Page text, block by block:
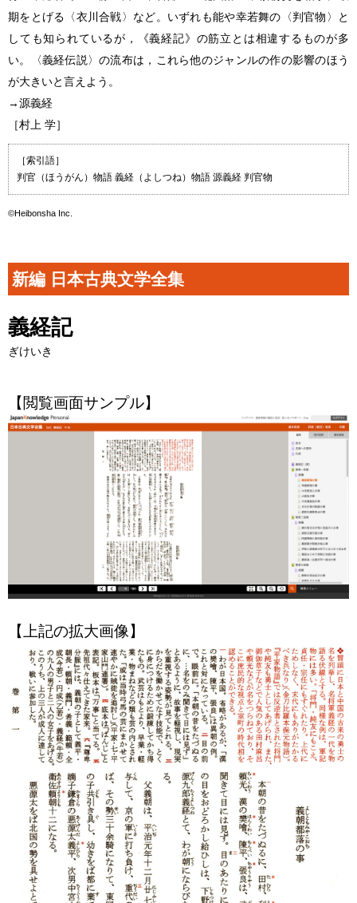
期をとげる〈衣川合戦〉など。いずれも能や幸若舞の〈判官物〉と
しても知られているが，《義経記》の筋立とは相違するものが多
い。〈義経伝説〉の流布は，これら他のジャンルの作の影響のほう
が大きいと言えよう。
→源義経
［村上 学］
［索引語］
判官（ほうがん）物語 義経（よしつね）物語 源義経 判官物
©Heibonsha Inc.
新編 日本古典文学全集
義経記
ぎけいき
【閲覧画面サンプル】
【上記の拡大画像】